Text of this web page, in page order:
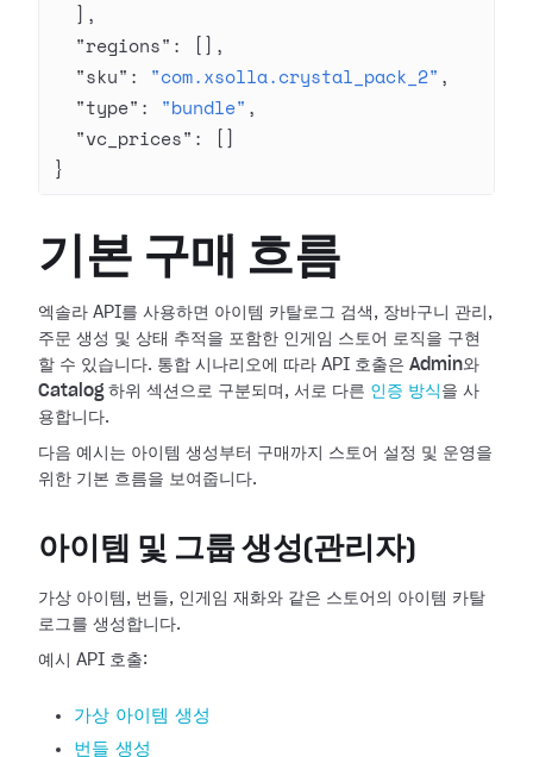
  ],
  "regions"
: [],
  "sku"
: "com.xsolla.crystal_pack_2" ,
  "type"
: "bundle" ,
  "vc_prices"
: []
}
기본 구매 흐름
엑솔라 API를 사용하면 아이템 카탈로그 검색, 장바구니 관리,
주문 생성 및 상태 추적을 포함한 인게임 스토어 로직을 구현
할 수 있습니다. 통합 시나리오에 따라 API 호출은 Admin와
Catalog 하위 섹션으로 구분되며, 서로 다른 인증 방식 을 사
용합니다.
다음 예시는 아이템 생성부터 구매까지 스토어 설정 및 운영을
위한 기본 흐름을 보여줍니다.
아이템 및 그룹 생성(관리자)
가상 아이템, 번들, 인게임 재화와 같은 스토어의 아이템 카탈
로그를 생성합니다.
예시 API 호출:
가상 아이템 생성
번들 생성